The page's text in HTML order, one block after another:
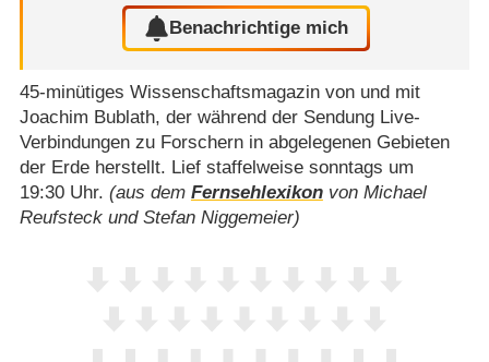
Benachrichtige mich
45-minütiges Wissenschaftsmagazin von und mit
Joachim Bublath, der während der Sendung Live-
Verbindungen zu Forschern in abgelegenen Gebieten
der Erde herstellt. Lief staffelweise sonntags um
19:30 Uhr. (aus dem Fernsehlexikonvon Michael
Reufsteck und Stefan Niggemeier)